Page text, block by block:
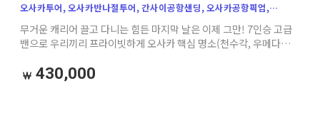
오사카투어, 오사카반나절투어, 간사이공항샌딩, 오사카공항픽업,
오사카단독투어, 오사카가족여행, 오사카차량투어, 오사카주유패스,
오사카e패스, 오사카천수각, 우메다공중정원, 덴포산, 오사카마지막날,
오사카프라이빗투어, 가자고투어, 일본효도여행, 아기랑오사카,
오사카밴투어, 오사카공항차량, 오사카자유여행
무거운 캐리어 끌고 다니는 힘든 마지막 날은 이제 그만! 7인승 고급
밴으로 우리끼리 프라이빗하게 오사카 핵심 명소(천수각, 우메다
드립니다. 부모님, 아이와 함께하는 가족 여행객에게 적극 추천하는
알뜰 보장 코스!
430,000